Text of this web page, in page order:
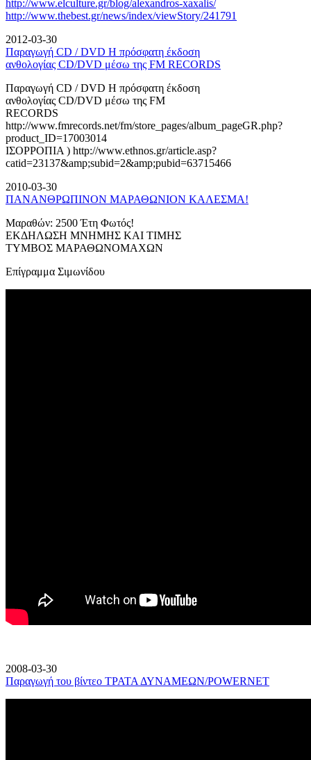
http://www.elculture.gr/blog/alexandros-xaxalis/
http://www.thebest.gr/news/index/viewStory/241791
2012-03-30
Παραγωγή CD / DVD Η πρόσφατη έκδοση
ανθολογίας CD/DVD μέσω της FM RECORDS
Παραγωγή CD / DVD Η πρόσφατη έκδοση
ανθολογίας CD/DVD μέσω της FM
RECORDS
http://www.fmrecords.net/fm/store_pages/album_pageGR.php?
product_ID=17003014
ΙΣΟΡΡΟΠΙΑ ) http://www.ethnos.gr/article.asp?
catid=23137&amp;subid=2&amp;pubid=63715466
2010-03-30
ΠΑΝΑΝΘΡΩΠΙΝΟΝ ΜΑΡΑΘΩΝΙΟΝ ΚΑΛΕΣΜΑ!
Μαραθών: 2500 Έτη Φωτός!
ΕΚΔΗΛΩΣΗ ΜΝΗΜΗΣ ΚΑΙ ΤΙΜΗΣ
ΤΥΜΒΟΣ ΜΑΡΑΘΩΝΟΜΑΧΩΝ
Επίγραμμα Σιμωνίδου
2008-03-30
Παραγωγή του βίντεο ΤΡΑΤΑ ΔΥΝΑΜΕΩΝ/POWERNET